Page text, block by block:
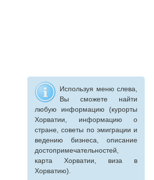
Используя меню слева,
Вы сможете найти
любую информацию (курорты
Хорватии, информацию о
стране, советы по эмиграции и
ведению бизнеса, описание
достопримечательностей,
карта Хорватии, виза в
Хорватию).